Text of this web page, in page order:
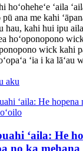
hoʻoheheʻe ʻaila
ana me kahi
hau, kahi hui ipu
hoʻoponopono
wick kahi
ʻia i ka lāʻau
aku
ʻaila: He
no ka mehana